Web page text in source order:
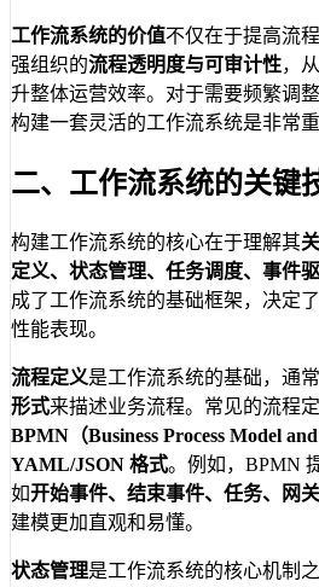
工作流系统的价值不仅在于提高流
强组织的流程透明度与可审计性，
升整体运营效率。对于需要频繁调
构建一套灵活的工作流系统是非常
二、工作流系统的关键
构建工作流系统的核心在于理解其
定义、状态管理、任务调度、事件
成了工作流系统的基础框架，决定
性能表现。
流程定义是工作流系统的基础，通
形式来描述业务流程。常见的流程
BPMN（Business Process Model and
YAML/JSON 格式。例如，BPMN
如开始事件、结束事件、任务、网
建模更加直观和易懂。
状态管理是工作流系统的核心机制